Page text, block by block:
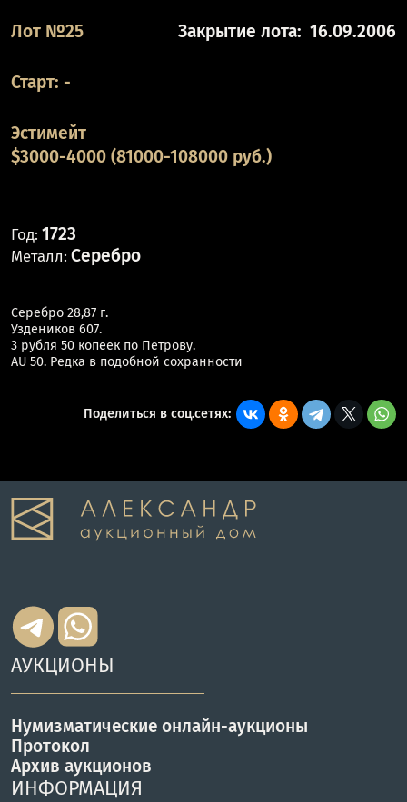
Лот №25 Закрытие лота: 16.09.2006
Старт: -
Эстимейт
$3000-4000 (81000-108000 руб.)
Год: 1723
Металл: Серебро
Серебро 28,87 г.
Уздеников 607.
3 рубля 50 копеек по Петрову.
AU 50. Редка в подобной сохранности
Поделиться в соц.сетях:
АУКЦИОНЫ
Нумизматические онлайн-аукционы
Протокол
Архив аукционов
ИНФОРМАЦИЯ